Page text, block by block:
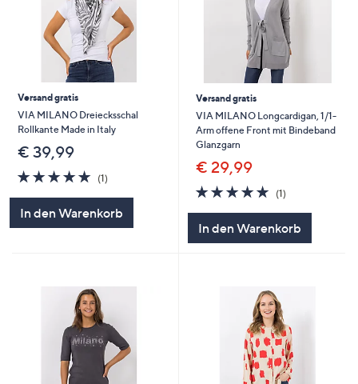
Versand gratis
VIA MILANO Dreiecksschal
Rollkante Made in Italy
€ 39,99
5.0
von
(1)1
In den Warenkorb
Versand gratis
VIA MILANO Longcardigan, 1/1-
Arm offene Front mit Bindeband
Glanzgarn
€ 29,99
5.0
von
(1)1
In den Warenkorb